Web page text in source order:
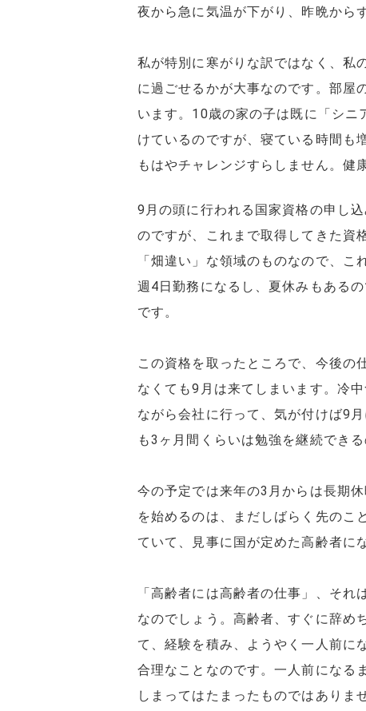
夜から急に気温が下がり、昨晩から
私が特別に寒がりな訳ではなく、私
に過ごせるかが大事なのです。部屋
います。10歳の家の子は既に「シニ
けているのですが、寝ている時間も
もはやチャレンジすらしません。
9月の頭に行われる国家資格の申し
のですが、これまで取得してきた資
「畑違い」な領域のものなので、
週4日勤務になるし、夏休みもある
です。
この資格を取ったところで、今後の
なくても9月は来てしまいます。冷
ながら会社に行って、気が付けば9
も3ヶ月間くらいは勉強を継続できる
今の予定では来年の3月からは長期
を始めるのは、まだしばらく先のこ
ていて、見事に国が定めた高齢者に
「高齢者には高齢者の仕事」、そ
なのでしょう。高齢者、すぐに辞め
て、経験を積み、ようやく一人前に
合理なことなのです。一人前になる
しまってはたまったものではありま